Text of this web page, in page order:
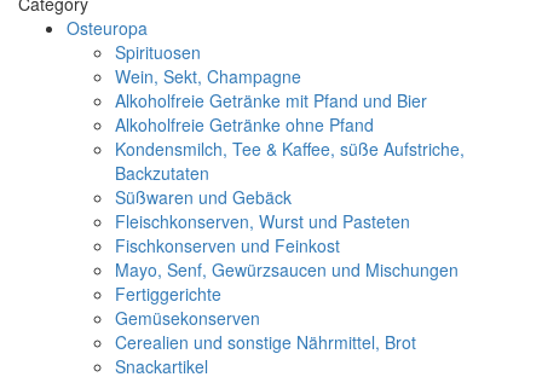
Osteuropa
Spirituosen
Wein, Sekt, Champagne
Alkoholfreie Getränke mit Pfand und Bier
Alkoholfreie Getränke ohne Pfand
Kondensmilch, Tee & Kaffee, süße Aufstriche,
Backzutaten
Süßwaren und Gebäck
Fleischkonserven, Wurst und Pasteten
Fischkonserven und Feinkost
Mayo, Senf, Gewürzsaucen und Mischungen
Fertiggerichte
Gemüsekonserven
Cerealien und sonstige Nährmittel, Brot
Snackartikel